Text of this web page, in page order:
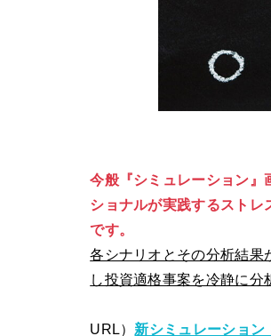
今般『シミュレーション』
ショナルが実践するスト
です。
各シナリオとその分析結果
し投資適格事案を冷静に分
URL） 新シミュレーション